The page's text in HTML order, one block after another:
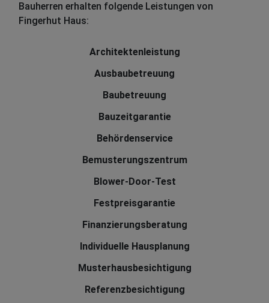
Bauherren erhalten folgende Leistungen von
Fingerhut Haus:
Architektenleistung
Ausbaubetreuung
Baubetreuung
Bauzeitgarantie
Behördenservice
Bemusterungszentrum
Blower-Door-Test
Festpreisgarantie
Finanzierungsberatung
Individuelle Hausplanung
Musterhausbesichtigung
Referenzbesichtigung